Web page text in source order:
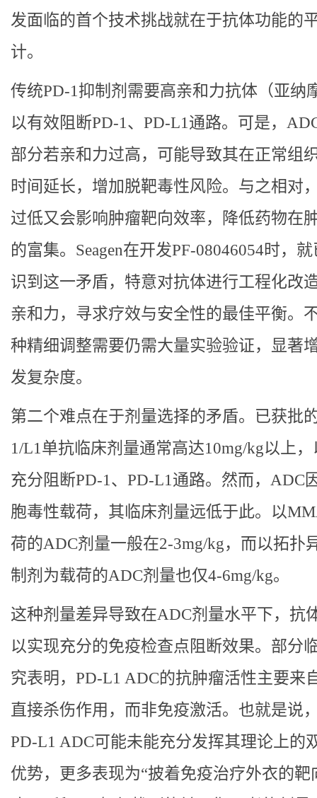
发面临的首个技术挑战就在于抗体功能的
计。
传统PD-1抑制剂需要高亲和力抗体（亚纳
以有效阻断PD-1、PD-L1通路。可是，
部分若亲和力过高，可能导致其在正常组
时间延长，增加脱靶毒性风险。与之相对
过低又会影响肿瘤靶向效率，降低药物在
的富集。Seagen在开发PF-08046054时，
识到这一矛盾，特意对抗体进行工程化改
亲和力，寻求疗效与安全性的最佳平衡。
种精细调整需要仍需大量实验验证，显著
发复杂度。
第二个难点在于剂量选择的矛盾。已获批
1/L1单抗临床剂量通常高达10mg/kg以上
充分阻断PD-1、PD-L1通路。然而，ADC
胞毒性载荷，其临床剂量远低于此。以
荷的ADC剂量一般在2-3mg/kg，而以拓扑
制剂为载荷的ADC剂量也仅4-6mg/kg。
这种剂量差异导致在ADC剂量水平下，抗
以实现充分的免疫检查点阻断效果。部分
究表明，PD-L1 ADC的抗肿瘤活性主要来
直接杀伤作用，而非免疫激活。也就是说
PD-L1 ADC可能未能充分发挥其理论上的
优势，更多表现为“披着免疫治疗外衣的靶